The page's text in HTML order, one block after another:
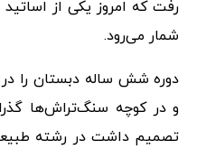
رفت که امروز یکی از
شمار می‌رود.
دوره شش ساله دبستان را در
و در کوچه سنگ‌تراش‌ها
تصمیم داشت در رشته